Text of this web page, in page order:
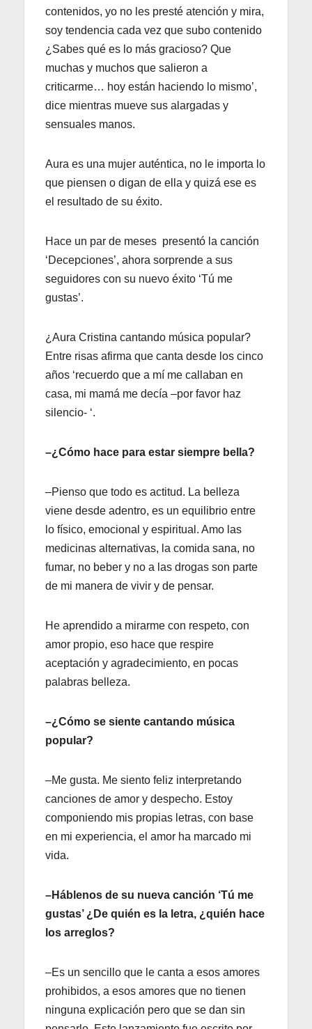
contenidos, yo no les presté atención y mira,
soy tendencia cada vez que subo contenido
¿Sabes qué es lo más gracioso? Que
muchas y muchos que salieron a
criticarme… hoy están haciendo lo mismo’,
dice mientras mueve sus alargadas y
sensuales manos.
Aura es una mujer auténtica, no le importa lo
que piensen o digan de ella y quizá ese es
el resultado de su éxito.
Hace un par de meses presentó la canción
‘Decepciones’, ahora sorprende a sus
seguidores con su nuevo éxito ‘Tú me
gustas’.
¿Aura Cristina cantando música popular?
Entre risas afirma que canta desde los cinco
años ‘recuerdo que a mí me callaban en
casa, mi mamá me decía –por favor haz
silencio- ‘.
–¿Cómo hace para estar siempre bella?
–Pienso que todo es actitud. La belleza
viene desde adentro, es un equilibrio entre
lo físico, emocional y espiritual. Amo las
medicinas alternativas, la comida sana, no
fumar, no beber y no a las drogas son parte
de mi manera de vivir y de pensar.
He aprendido a mirarme con respeto, con
amor propio, eso hace que respire
aceptación y agradecimiento, en pocas
palabras belleza.
–¿Cómo se siente cantando música
popular?
–Me gusta. Me siento feliz interpretando
canciones de amor y despecho. Estoy
componiendo mis propias letras, con base
en mi experiencia, el amor ha marcado mi
vida.
–Háblenos de su nueva canción ‘Tú me
gustas’ ¿De quién es la letra, ¿quién hace
los arreglos?
–Es un sencillo que le canta a esos amores
prohibidos, a esos amores que no tienen
ninguna explicación pero que se dan sin